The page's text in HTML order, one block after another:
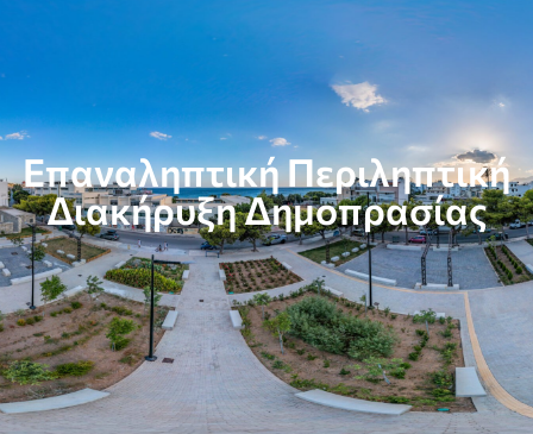
Επαναληπτική Περιληπτική
Διακήρυξη Δημοπρασίας